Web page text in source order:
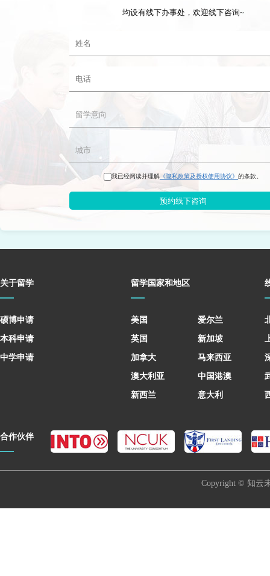
均设有线下办事处，欢迎线下咨询~
我已经阅读并理解 《隐私政策及授权使用协议》 的条款。
预约线下咨询
关于留学
硕博申请
本科申请
中学申请
留学国家和地区
美国
英国
加拿大
澳大利亚
新西兰
爱尔兰
新加坡
马来西亚
中国港澳
意大利
合作伙伴
Copyright © 知云